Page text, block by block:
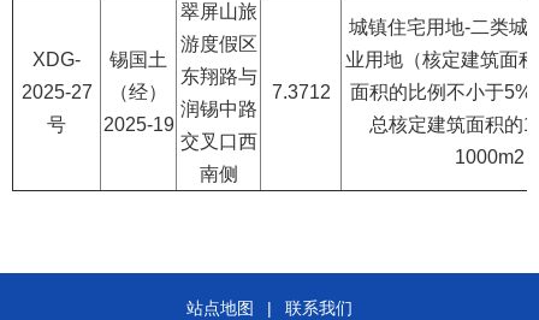
XDG-
2025-27
号
锡国土
（经）
2025-19
翠屏山旅
游度假区
东翔路与
润锡中路
交叉口西
南侧
7.3712
城镇住宅用地-二类城
业用地（核定建筑面
面积的比例不小于5%
总核定建筑面积的
1000m2
站点地图 | 联系我们